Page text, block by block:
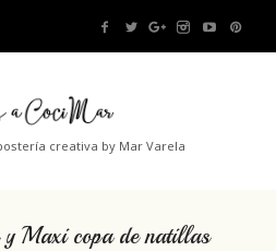
creativa by Mar Varela
y Maxi copa de natillas